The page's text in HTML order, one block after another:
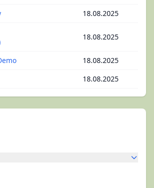
18.08.2025
18.08.2025
18.08.2025
18.08.2025